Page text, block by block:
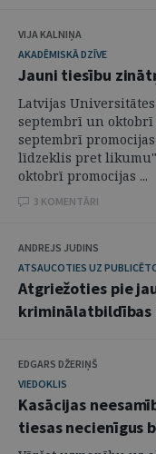
VIJA KALNIŅA
AKADĒMISKĀ DZĪVE
Jauni tiesību
Latvijas
septembrī un oktobrī
septembrī
līdzeklis pret likumu"
oktobrī promocijas ...
3 KOMENTĀRI
ANDREJS JUDINS
ATSAUCOTIES UZ
Atgriežoties pie
kriminālatbildības
EDGARS DŽERIŅŠ
VIEDOKLIS
Kasācijas
tiesas necienīgus